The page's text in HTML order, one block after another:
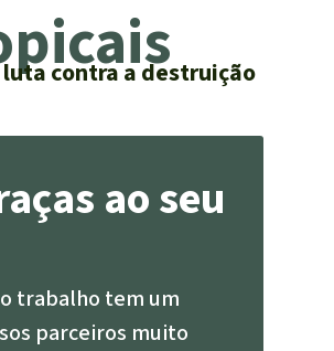
Doar
contra a destruição
ao seu
trabalho tem um
parceiros muito